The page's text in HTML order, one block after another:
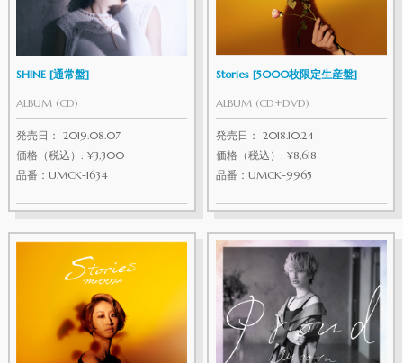
SHINE [通常盤]
ALBUM (CD)
発売日： 2019.08.07
価格（税込）: ¥3,300
品番：UMCK-1634
Stories [5000枚限定生産盤]
ALBUM (CD+DVD)
発売日： 2018.10.24
価格（税込）: ¥8,618
品番：UMCK-9965